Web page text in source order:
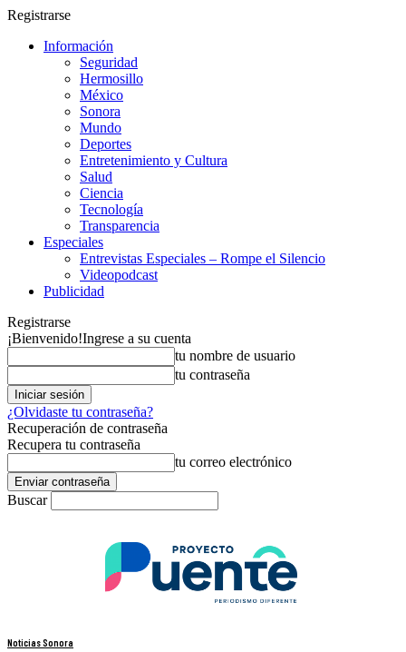
Registrarse
Información
Seguridad
Hermosillo
México
Sonora
Mundo
Deportes
Entretenimiento y Cultura
Salud
Ciencia
Tecnología
Transparencia
Especiales
Entrevistas Especiales – Rompe el Silencio
Videopodcast
Publicidad
Registrarse
¡Bienvenido!Ingrese a su cuenta
tu nombre de usuario
tu contraseña
¿Olvidaste tu contraseña?
Recuperación de contraseña
Recupera tu contraseña
tu correo electrónico
Buscar
Noticias Sonora